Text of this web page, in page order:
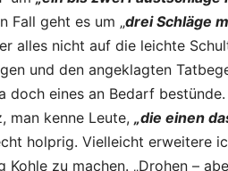
Fall geht es um „drei Schläge
alles nicht auf die leichte
und den angeklagten
eines an Bedarf
kenne Leute, „die einen
holprig. Vielleicht erweitere
zu machen. „Drohen –